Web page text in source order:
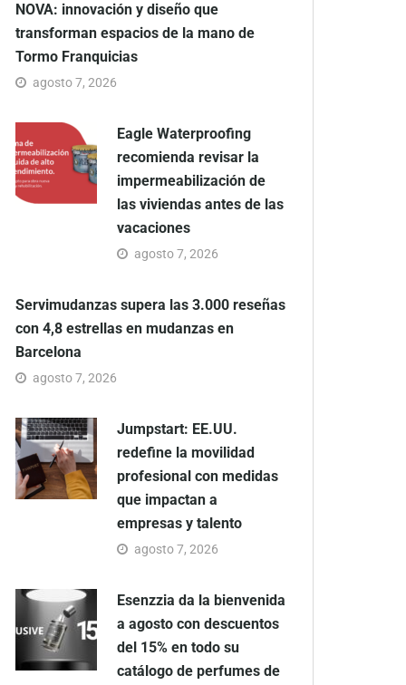
NOVA: innovación y diseño que
transforman espacios de la mano de
Tormo Franquicias
agosto 7, 2026
Eagle Waterproofing
recomienda revisar la
impermeabilización de
las viviendas antes de las
vacaciones
agosto 7, 2026
Servimudanzas supera las 3.000 reseñas
con 4,8 estrellas en mudanzas en
Barcelona
agosto 7, 2026
Jumpstart: EE.UU.
redefine la movilidad
profesional con medidas
que impactan a
empresas y talento
agosto 7, 2026
Esenzzia da la bienvenida
a agosto con descuentos
del 15% en todo su
catálogo de perfumes de